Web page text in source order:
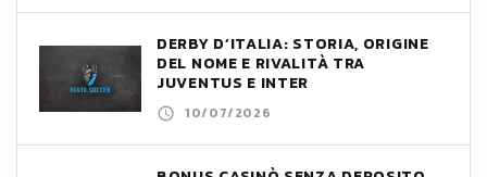
DERBY D’ITALIA: STORIA, ORIGINE
DEL NOME E RIVALITÀ TRA
JUVENTUS E INTER
10/07/2026